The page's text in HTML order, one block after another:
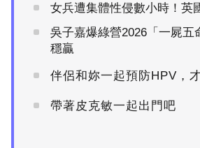
女兵遭集體性侵數小時！英
吳子嘉爆綠營2026「一屍五
穩贏
伴侶和妳一起預防HPV，
帶著皮克敏一起出門吧